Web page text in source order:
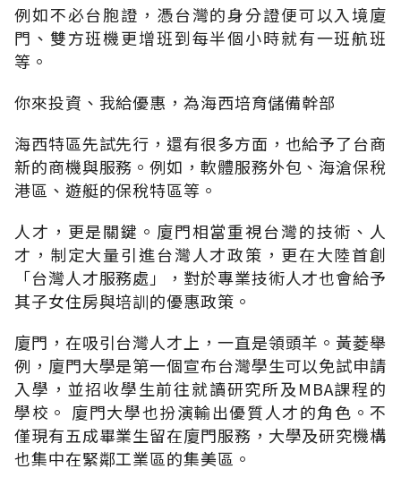
例如不必台胞證，憑台灣的身分證便可以入境廈
門、雙方班機更增班到每半個小時就有一班航班
等。
你來投資、我給優惠，為海西培育儲備幹部
海西特區先試先行，還有很多方面，也給予了台商
新的商機與服務。例如，軟體服務外包、海滄保稅
港區、遊艇的保稅特區等。
人才，更是關鍵。廈門相當重視台灣的技術、人
才，制定大量引進台灣人才政策，更在大陸首創
「台灣人才服務處」，對於專業技術人才也會給予
其子女住房與培訓的優惠政策。
廈門，在吸引台灣人才上，一直是領頭羊。黃菱舉
例，廈門大學是第一個宣布台灣學生可以免試申請
入學，並招收學生前往就讀研究所及MBA課程的
學校。 廈門大學也扮演輸出優質人才的角色。不
僅現有五成畢業生留在廈門服務，大學及研究機構
也集中在緊鄰工業區的集美區。